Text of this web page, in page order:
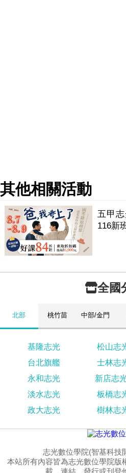
其他相關活動
五甲志
116新
全國
北部 桃竹苗 中部/金門
基隆志光 松山志
台北旗艦
士林志
永和志光
新店志
淡水志光
板橋志
政大志光
樹林志
志光數位學院(智基科技
本站所有內容皆為志光數位學院版